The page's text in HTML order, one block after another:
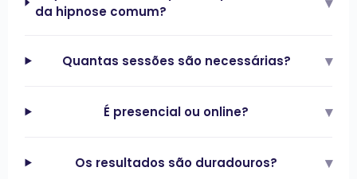
da hipnose comum?
Quantas sessões são necessárias? ▾
É presencial ou online? ▾
Os resultados são duradouros? ▾